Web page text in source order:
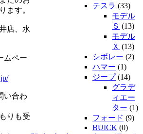
ます。
店、水
ムペー
い合わ
りも受
テスラ (33)
モデル
Ｓ (13)
モデル
Ｘ (13)
シボレー (2)
ハマー (1)
ジープ(14)
グラデ
ィエー
ター (1)
フォード (9)
BUICK (0)